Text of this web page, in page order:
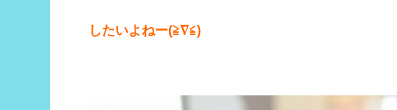
したいよねー(≧∇≦)